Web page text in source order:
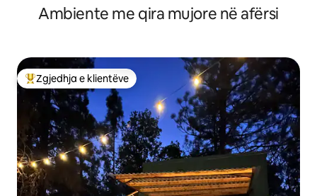
Ambiente me qira mujore në afërsi
Më të mirat e zgjedhjeve të klientëve
Zgjedhja e klientëve